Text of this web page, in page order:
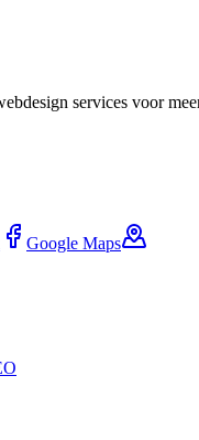
services voor
Google Maps